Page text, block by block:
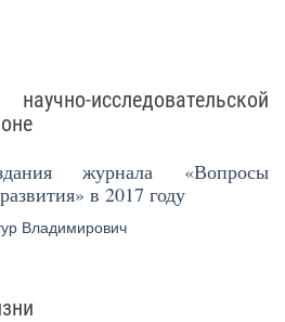
исследовательской
журнала «Вопросы
в 2017 году
Владимирович